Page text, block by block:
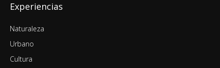
Experiencias
Naturaleza
Urbano
Cultura